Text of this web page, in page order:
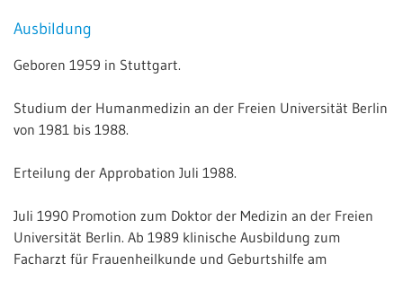
Super zu erreichen und sehr freundlich im Umgang mit
den Patienten.
Besuchsgrund
Sehr netter und kompetenter Arzt.
Do 20.02.2020 von San(Verifizierter Patient)
Besuchsgrund
Wartezeit
Ausbildung
Geboren 1959 in Stuttgart.
Studium der Humanmedizin an der Freien Universität Berlin
von 1981 bis 1988.
Erteilung der Approbation Juli 1988.
Juli 1990 Promotion zum Doktor der Medizin an der Freien
Universität Berlin. Ab 1989 klinische Ausbildung zum
Facharzt für Frauenheilkunde und Geburtshilfe am